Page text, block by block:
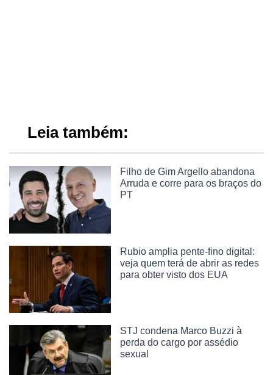
Leia também:
Filho de Gim Argello abandona
Arruda e corre para os braços do
PT
Rubio amplia pente-fino digital:
veja quem terá de abrir as redes
para obter visto dos EUA
STJ condena Marco Buzzi à
perda do cargo por assédio
sexual